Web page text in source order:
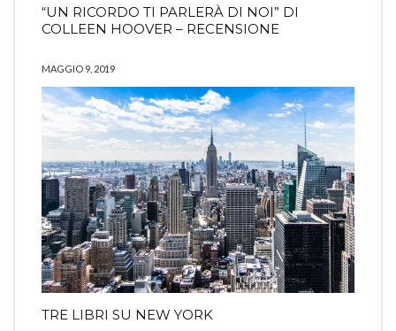
“UN RICORDO TI PARLERÀ DI NOI” DI
COLLEEN HOOVER – RECENSIONE
MAGGIO 9, 2019
TRE LIBRI SU NEW YORK